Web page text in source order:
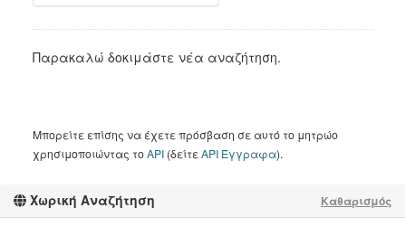
Χωρική Αναζήτηση Καθαρισμός
Παρακαλώ δοκιμάστε νέα αναζήτηση.
Μπορείτε επίσης να έχετε πρόσβαση σε αυτό το μητρώο
χρησιμοποιώντας τοAPI (δείτεAPI Έγγραφα).